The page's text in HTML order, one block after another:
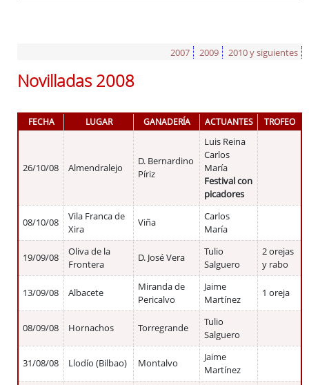
Eventos taurinos
Peñas y Clubes Taurinos
2007 2009 2010 y siguientes
Novilladas 2008
FECHA LUGAR GANADERÍA ACTUANTES TROFEO
26/10/08 Almendralejo
D. Bernardino
Píriz
Luis Reina
Carlos
María
Festival con
picadores
08/10/08
Vila Franca de
Xira
Viña
Carlos
María
19/09/08
Oliva de la
Frontera
D. José Vera
Tulio
Salguero
2 orejas
y rabo
13/09/08 Albacete
Miranda de
Pericalvo
Jaime
Martínez
1 oreja
08/09/08 Hornachos Torregrande
Tulio
Salguero
31/08/08 Llodío (Bilbao) Montalvo
Jaime
Martínez